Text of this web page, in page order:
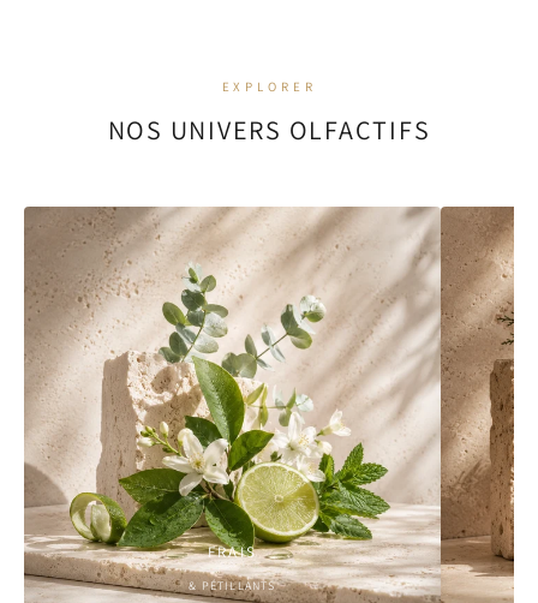
EXPLORER
NOS UNIVERS OLFACTIFS
FRAIS
& PÉTILLANTS